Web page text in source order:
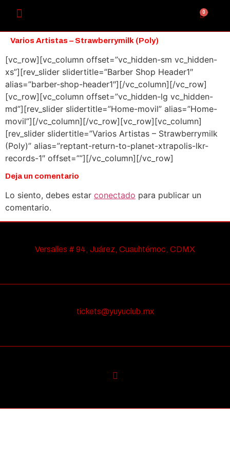
0
Varios Artistas – Strawberrymilk (Poly)
[vc_row][vc_column offset=”vc_hidden-sm vc_hidden-
xs”][rev_slider slidertitle=”Barber Shop Header1″
alias=”barber-shop-header1″][/vc_column][/vc_row]
[vc_row][vc_column offset=”vc_hidden-lg vc_hidden-
md”][rev_slider slidertitle=”Home-movil” alias=”Home-
movil”][/vc_column][/vc_row][vc_row][vc_column]
[rev_slider slidertitle=”Varios Artistas – Strawberrymilk
(Poly)” alias=”reptant-return-to-planet-xtrapolis-lkr-
records-1″ offset=””][/vc_column][/vc_row]
Deja un comentario
Lo siento, debes estar conectado para publicar un
comentario.
Versalles # 94, Juárez, Cuauhtémoc, CDMX
tickets@yuyuclub.mx